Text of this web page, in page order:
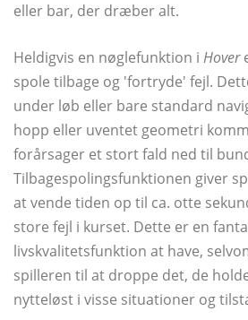
eller bar, der dræber alt.
Heldigvis en nøglefunktion i Hover
spole tilbage og 'fortryde' fejl.
under løb eller bare standard
hopp eller uventet geometri
forårsager et stort fald ned til
Tilbagespolingsfunktionen giver
at vende tiden op til ca. otte
store fejl i kurset. Dette er en
livskvalitetsfunktion at have,
spilleren til at droppe det, de
nytteløst i visse situationer og